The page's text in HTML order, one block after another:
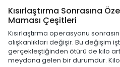
Kısırlaştırma Sonrasına
Maması Çeşitleri
Kısırlaştırma operasyonu
alışkanlıkları değişir. Bu değişim
gerçekleştiğinden ötürü de kilo
meydana gelen bir durumdur. Kilo